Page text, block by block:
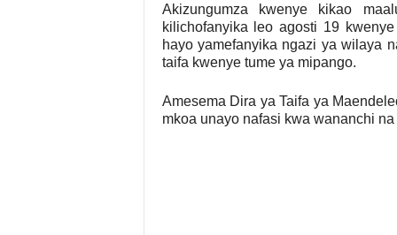
Akizungumza kwenye kikao
kilichofanyika leo agosti 19
hayo yamefanyika ngazi ya wilaya
taifa kwenye tume ya mipango.
Amesema Dira ya Taifa ya
mkoa unayo nafasi kwa wananchi